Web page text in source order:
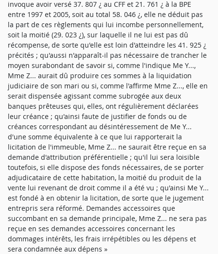
invoque avoir versé 37. 807 ¿ au CFF et 21. 761 ¿ à la BPE
entre 1997 et 2005, soit au total 58. 046 ¿, elle ne déduit pas
la part de ces règlements qui lui incombe personnellement,
soit la moitié (29. 023 ¿), sur laquelle il ne lui est pas dû
récompense, de sorte qu'elle est loin d'atteindre les 41. 925 ¿
précités ; qu'aussi n'apparaît-il pas nécessaire de trancher le
moyen surabondant de savoir si, comme l'indique Me Y...,
Mme Z... aurait dû produire ces sommes à la liquidation
judiciaire de son mari ou si, comme l'affirme Mme Z..., elle en
serait dispensée agissant comme subrogée aux deux
banques prêteuses qui, elles, ont régulièrement déclarées
leur créance ; qu'ainsi faute de justifier de fonds ou de
créances correspondant au désintéressement de Me Y...
d'une somme équivalente à ce que lui rapporterait la
licitation de l'immeuble, Mme Z... ne saurait être reçue en sa
demande d'attribution préférentielle ; qu'il lui sera loisible
toutefois, si elle dispose des fonds nécessaires, de se porter
adjudicataire de cette habitation, la moitié du produit de la
vente lui revenant de droit comme il a été vu ; qu'ainsi Me Y...
est fondé à en obtenir la licitation, de sorte que le jugement
entrepris sera réformé. Demandes accessoires que
succombant en sa demande principale, Mme Z... ne sera pas
reçue en ses demandes accessoires concernant les
dommages intérêts, les frais irrépétibles ou les dépens et
sera condamnée aux dépens »